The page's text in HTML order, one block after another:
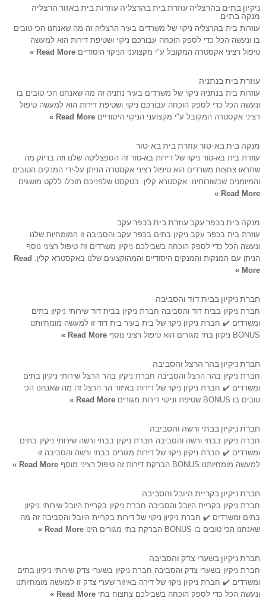
ניקיון בתים בהרצליה עוזרת בית בהרצליה עוזרות בית באזור הרצליה
מנקה בתים
עוזרות בית בהרצליה ניקוי של משרדים בעיר הרצליה זה מה שאנחנו הכי טובים
בו ונעשה הכל כדי לספק הוכחה עבורכם ניקוי ושטיפת דירות הוא למעשה
טיפול רציני אקסטרה המקובל ע"י מקצועני הניקוי היסודיים Read More »
עוזרת בית בנתניה
עוזרות בית בנתניה ניקוי של משרדים בעיר נתניה זה מה שאנחנו הכי טובים בו
ונעשה הכל כדי לספק הוכחה עבורכם ניקוי ושטיפת דירות הוא למעשה טיפול
רציני אקסטרה המקובל ע"י מקצועני הניקוי היסודיים Read More »
מנקה בית בא-טור עוזרת בית בא-טור
עוזרת בית בא-טור ניקוי של דירות בא-טור זה הספצליטה שלנו וזה בדיוק מה
שתראו צחצוח משרדים הוא טיפול רציני אקסטרה הניתן על-ידי המנקים הטובים
והמיומנים שבשורותינו. אקסטרא קלין. בטקסט שלפניכם תוכלו ללקט מושגים
Read More »
מנקה בית בכפר עקב עוזרת בית בכפר עקב
עוזרת בית בכפר עקב ניקיון בתים בכפר עקב והסביבה זו המומחיות שלנו
ונעשה הכל כדי לספק הוכחה בשבילכם ניקיון משרדים זה טיפול רציני נוסף
הניתן עם המנקות והמנקים היסודיים והמהוקצעים שלנו באקסטרא קלין. Read
More »
חברת ניקיון בבית דוד והסביבה
חברת ניקיון בבית דוד והסביבה חברת ניקיון בבית דוד שירותי ניקיון בתים
ומשרדים ✔️ חברת ניקיון ניקוי של בית בעיר בית דוד זו למעשה מומחיותנו
BONUS ניקיון בתי מגורים הוא טיפול רציני נוסף
Read More »
חברת ניקיון בהר הרצל והסביבה
חברת ניקיון בהר הרצל והסביבה חברת ניקיון בהר הרצל שירותי ניקיון בתים
ומשרדים ✔️ חברת ניקיון ניקוי של דירות באיזור הר הרצל זה מה שאנחנו הכי
טובים בו BONUS שטיפת וניקוי דירות מגורים
Read More »
חברת ניקיון בבתי ורשה והסביבה
חברת ניקיון בבתי ורשה והסביבה חברת ניקיון בבתי ורשה שירותי ניקיון בתים
ומשרדים ✔️ חברת ניקיון ניקוי של דירות מגורים בבתי ורשה והסביבה זו
למעשה מומחיותנו BONUS הברקת דירות זה טיפול רציני מוסף
Read More »
חברת ניקיון בקריית היובל והסביבה
חברת ניקיון בקריית היובל והסביבה חברת ניקיון בקריית היובל שירותי ניקיון
בתים ומשרדים ✔️ חברת ניקיון ניקוי של דירות בקריית היובל והסביבה זה מה
שאנחנו הכי טובים בו BONUS הברקת בתי מגורים הינו
Read More »
חברת ניקיון בשערי צדק והסביבה
חברת ניקיון בשערי צדק והסביבה חברת ניקיון בשערי צדק שירותי ניקיון בתים
ומשרדים ✔️ חברת ניקיון ניקוי של דירה באיזור שערי צדק זו למעשה מומחיותנו
ונעשה הכל כדי לספק הוכחה בשבילכם צחצוח בתי Read More »